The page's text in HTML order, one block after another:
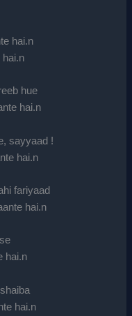
hai.n
hai.n
hue
hai.n
sayyaad !
hai.n
fariyaad
hai.n
hai.n
hai.n